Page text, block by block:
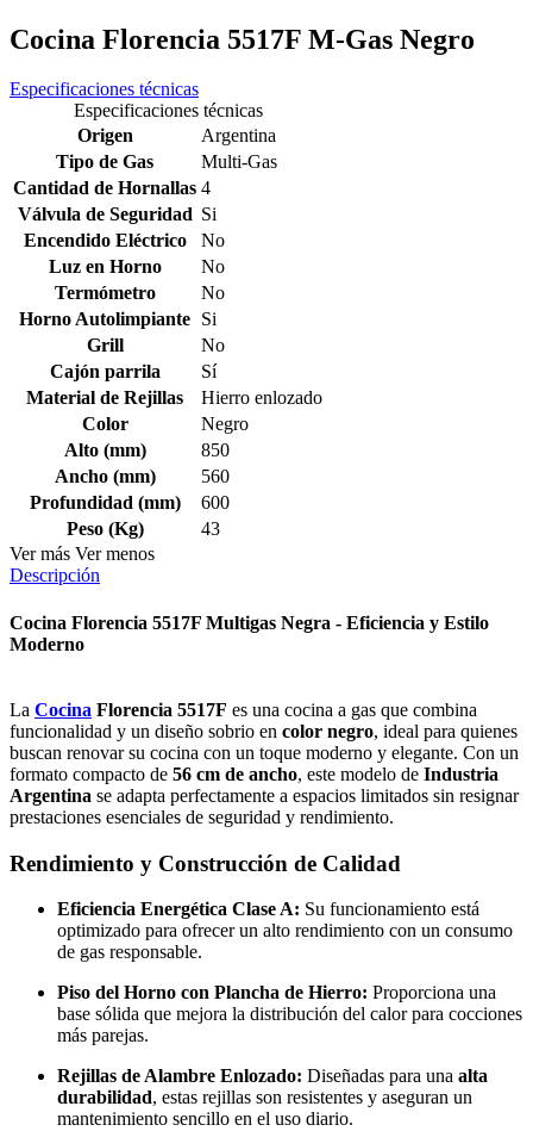
Cocina Florencia 5517F M-Gas Negro
Especificaciones técnicas
Especificaciones técnicas
Origen
Argentina
Tipo de Gas
Multi-Gas
Cantidad de Hornallas 4
Válvula de Seguridad Si
Encendido Eléctrico
No
Luz en Horno
No
Termómetro
No
Horno Autolimpiante Si
Grill
No
Cajón parrila
Sí
Material de Rejillas
Hierro enlozado
Color
Negro
Alto (mm)
850
Ancho (mm)
560
Profundidad (mm)
600
Peso (Kg)
43
Ver más Ver menos
Descripción
Cocina Florencia 5517F Multigas Negra - Eficiencia y Estilo
Moderno
La Cocina Florencia 5517F es una cocina a gas que combina
funcionalidad y un diseño sobrio en color negro, ideal para quienes
buscan renovar su cocina con un toque moderno y elegante. Con un
formato compacto de 56 cm de ancho, este modelo de Industria
Argentina se adapta perfectamente a espacios limitados sin resignar
prestaciones esenciales de seguridad y rendimiento.
Rendimiento y Construcción de Calidad
Eficiencia Energética Clase A: Su funcionamiento está
optimizado para ofrecer un alto rendimiento con un consumo
de gas responsable.
Piso del Horno con Plancha de Hierro: Proporciona una
base sólida que mejora la distribución del calor para cocciones
más parejas.
Rejillas de Alambre Enlozado: Diseñadas para una alta
durabilidad, estas rejillas son resistentes y aseguran un
mantenimiento sencillo en el uso diario.